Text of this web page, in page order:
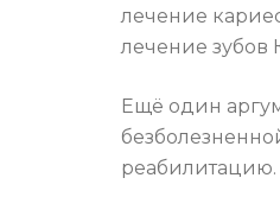
лечение
лечение зубов
Ещё один
реабилитацию.